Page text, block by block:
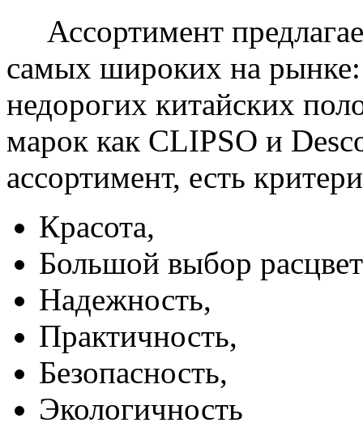
Ассортимент
самых широких на
недорогих китайских
марок как CLIPSO и
ассортимент, есть
Красота,
Большой выбор
Надежность,
Практичность,
Безопасность,
Экологичность